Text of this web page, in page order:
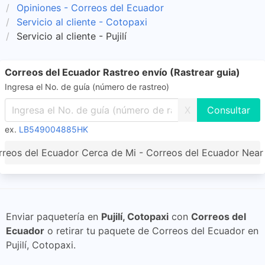
Opiniones - Correos del Ecuador
Servicio al cliente - Cotopaxi
Servicio al cliente - Pujilí
Correos del Ecuador Rastreo envío (Rastrear guia)
Ingresa el No. de guía (número de rastreo)
X
ex. LB549004885HK
del Ecuador Cerca de Mi - Correos del Ecuador Near
Enviar paquetería en Pujilí, Cotopaxi con Correos del
Ecuador o retirar tu paquete de Correos del Ecuador en
Pujilí, Cotopaxi.